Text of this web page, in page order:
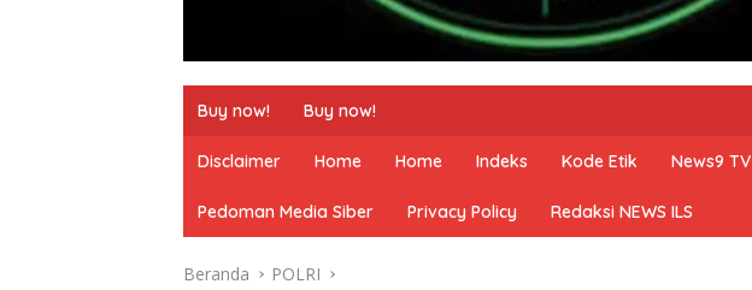
Buy now! Buy now!
Disclaimer Home Home Indeks Kode Etik News9 TV
Pedoman Media Siber Privacy Policy Redaksi NEWS ILS
Beranda POLRI